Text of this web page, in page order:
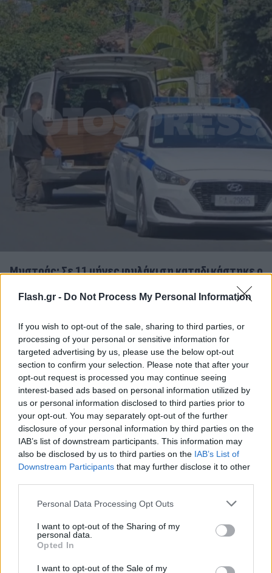
Flash.gr - Do Not Process My Personal Information
If you wish to opt-out of the sale, sharing to third parties, or
processing of your personal or sensitive information for
targeted advertising by us, please use the below opt-out
section to confirm your selection. Please note that after your
opt-out request is processed you may continue seeing
interest-based ads based on personal information utilized by
us or personal information disclosed to third parties prior to
your opt-out. You may separately opt-out of the further
disclosure of your personal information by third parties on the
IAB’s list of downstream participants. This information may
also be disclosed by us to third parties on the IAB’s List of
Downstream Participants that may further disclose it to other
Please note that this website/app uses one or more Google
not limited to your visit or usage behaviour. You may click to
grant or deny consent to Google and its third-party tags to
use your data for below specified purposes in below Google
consent section.
Personal Data Processing Opt Outs
I want to opt-out of the Sharing of my
personal data.
Opted In
I want to opt-out of the Sale of my
Μυστράς: Σε 11 μήνες φυλάκιση καταδικάστηκε ο
55χρονος που είχε κρύψει τον πατέρα του στον
καταψύκτη
07.08.2026 ΕΛΈΝΗ ΚΑΡΑΘΆΝΟΥ